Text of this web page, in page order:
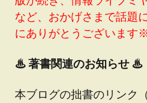
など、おかげさまで話題
にありがとうございます
♨著書関連のお知らせ ♨
本ブログの拙書のリンク